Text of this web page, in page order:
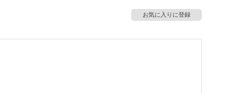
お気に入りに登録